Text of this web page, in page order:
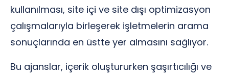
kullanılması, site içi ve site dışı optimizasyon
çalışmalarıyla birleşerek işletmelerin arama
sonuçlarında en üstte yer almasını sağlıyor.
Bu ajanslar, içerik oluştururken şaşırtıcılığı ve